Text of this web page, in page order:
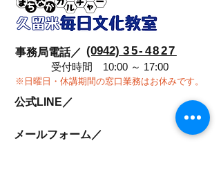
事務局電話／ (0942) 35-4827
受付時間 10:00 ～ 17:00
※日曜日・休講期間の窓口業務はお休みです。
公式LINE／
メールフォーム／